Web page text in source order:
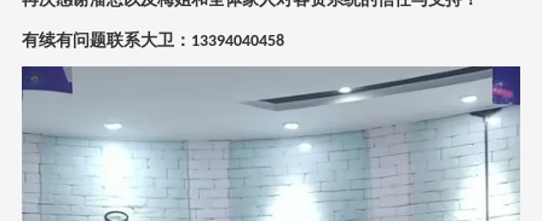
有续有问题联系大卫： 13394040458